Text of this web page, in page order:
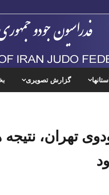
گزارش تصویری
تهران،